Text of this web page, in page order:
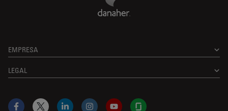
EMPRESA
LEGAL